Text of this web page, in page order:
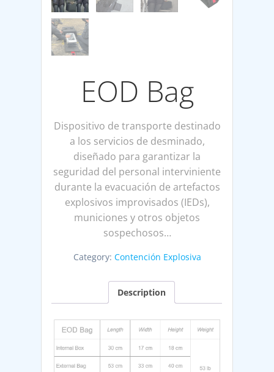
EOD Bag
Dispositivo de transporte destinado
a los servicios de desminado,
diseñado para garantizar la
seguridad del personal interviniente
durante la evacuación de artefactos
explosivos improvisados (IEDs),
municiones y otros objetos
sospechosos…
Category: Contención Explosiva
Description